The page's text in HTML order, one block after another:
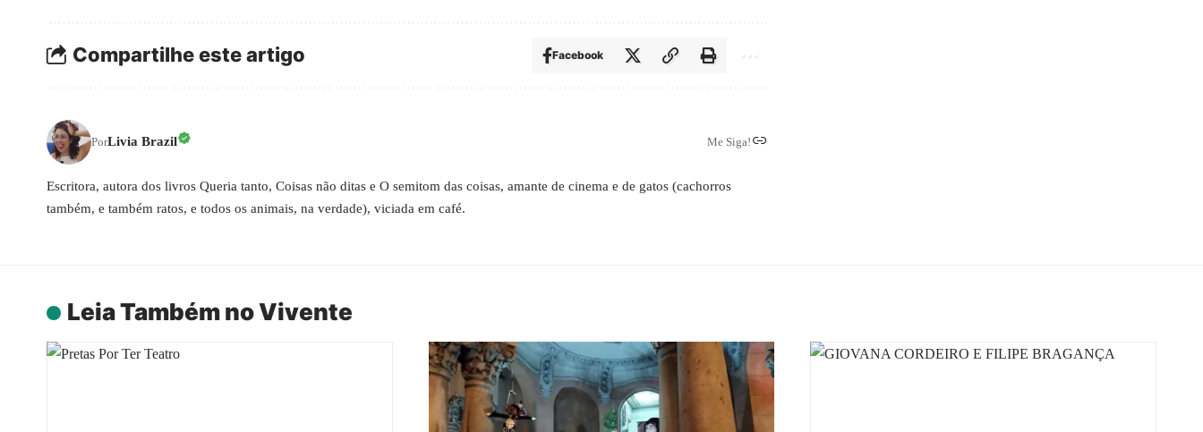
Compartilhe este artigo Facebook
PorLivia Brazil Me Siga!
Escritora, autora dos livros Queria tanto, Coisas não ditas e O semitom das coisas, amante de cinema e de gatos (cachorros
também, e também ratos, e todos os animais, na verdade), viciada em café.
Leia Também no Vivente